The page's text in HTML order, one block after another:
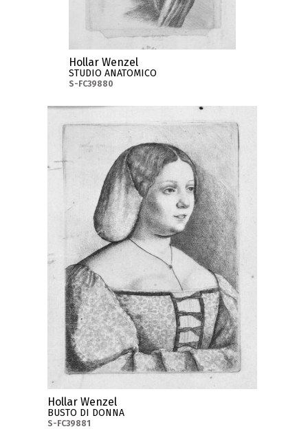
Hollar Wenzel
STUDIO ANATOMICO
S-FC39880
Hollar Wenzel
BUSTO DI DONNA
S-FC39881